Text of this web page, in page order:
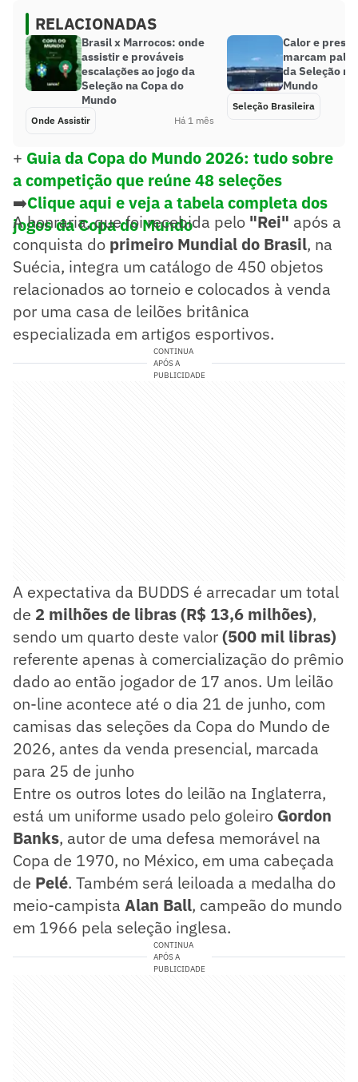
RELACIONADAS
Brasil x Marrocos: onde
assistir e prováveis
escalações ao jogo da
Seleção na Copa do
Mundo
Onde Assistir Há 1 mês
Calor e
marcam
da Seleção
Mundo
Seleção Brasileira
+ Guia da Copa do Mundo 2026: tudo sobre
a competição que reúne 48 seleções
➡️Clique aqui e veja a tabela completa dos
jogos da Copa do Mundo
A honraria, que foi recebida pelo "Rei" após a
conquista do primeiro Mundial do Brasil, na
Suécia, integra um catálogo de 450 objetos
relacionados ao torneio e colocados à venda
por uma casa de leilões britânica
especializada em artigos esportivos.
CONTINUA
APÓS A
PUBLICIDADE
A expectativa da BUDDS é arrecadar um total
de 2 milhões de libras (R$ 13,6 milhões),
sendo um quarto deste valor(500 mil libras)
referente apenas à comercialização do prêmio
dado ao então jogador de 17 anos. Um leilão
on-line acontece até o dia 21 de junho, com
camisas das seleções da Copa do Mundo de
2026, antes da venda presencial, marcada
para 25 de junho
Entre os outros lotes do leilão na Inglaterra,
está um uniforme usado pelo goleiro Gordon
Banks, autor de uma defesa memorável na
Copa de 1970, no México, em uma cabeçada
de Pelé. Também será leiloada a medalha do
meio-campista Alan Ball, campeão do mundo
em 1966 pela seleção inglesa.
CONTINUA
APÓS A
PUBLICIDADE